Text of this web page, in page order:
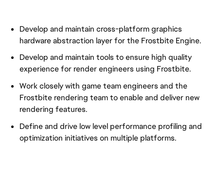
Develop and maintain cross-platform graphics
hardware abstraction layer for the Frostbite Engine.
Develop and maintain tools to ensure high quality
experience for render engineers using Frostbite.
Work closely with game team engineers and the
Frostbite rendering team to enable and deliver new
rendering features.
Define and drive low level performance profiling and
optimization initiatives on multiple platforms.